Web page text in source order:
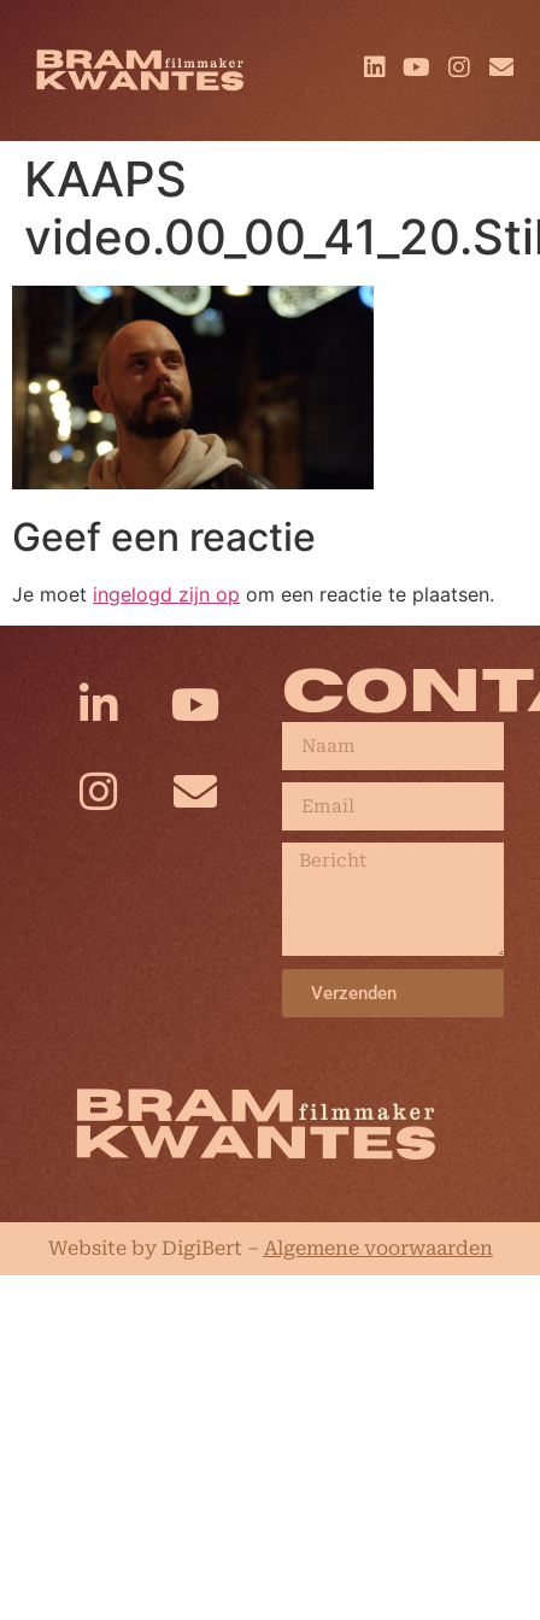
KAAPS
Geef een reactie
Je moet ingelogd zijn op om een reactie te plaatsen.
Verzenden
Website by DigiBert – Algemene voorwaarden